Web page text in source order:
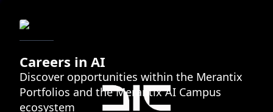
Careers in AI
Discover opportunities within the Merantix
Portfolios and the Merantix AI Campus
ecosystem